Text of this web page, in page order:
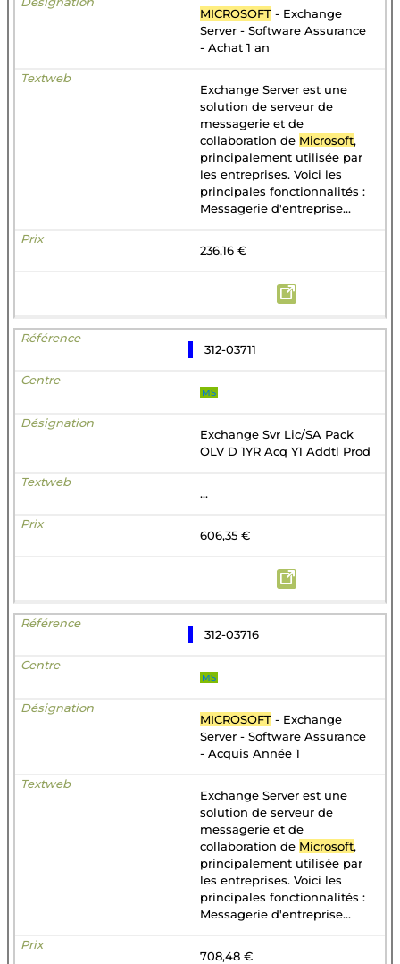
MICROSOFT - Exchange
Server - Software Assurance
- Achat 1 an
Exchange Server est une
solution de serveur de
messagerie et de
collaboration de Microsoft,
principalement utilisée par
les entreprises. Voici les
principales fonctionnalités :
Messagerie d'entreprise...
236,16 €
312-03711
MS
Exchange Svr Lic/SA Pack
OLV D 1YR Acq Y1 Addtl Prod
...
606,35 €
312-03716
MS
MICROSOFT - Exchange
Server - Software Assurance
- Acquis Année 1
Exchange Server est une
solution de serveur de
messagerie et de
collaboration de Microsoft,
principalement utilisée par
les entreprises. Voici les
principales fonctionnalités :
Messagerie d'entreprise...
708,48 €